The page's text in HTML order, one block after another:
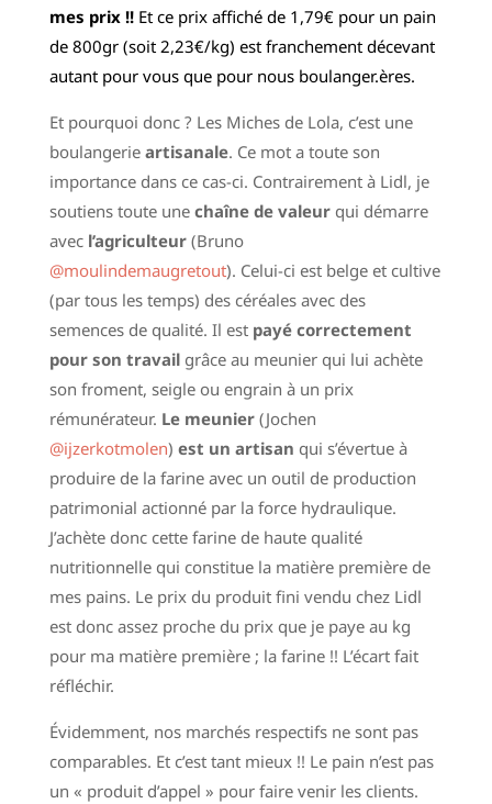
mes prix !!Et ce prix affiché de 1,79€ pour un pain
de 800gr (soit 2,23€/kg) est franchement décevant
autant pour vous que pour nous boulanger.ères.
Et pourquoi donc ? Les Miches de Lola, c’est une
boulangerie artisanale. Ce mot a toute son
importance dans ce cas-ci. Contrairement à Lidl, je
soutiens toute une chaîne de valeurqui démarre
avec l’agriculteur (Bruno
@moulindemaugretout). Celui-ci est belge et cultive
(par tous les temps) des céréales avec des
semences de qualité. Il est payé correctement
pour son travailgrâce au meunier qui lui achète
son froment, seigle ou engrain à un prix
rémunérateur. Le meunier (Jochen
@ijzerkotmolen) est un artisan qui s’évertue à
produire de la farine avec un outil de production
patrimonial actionné par la force hydraulique.
J’achète donc cette farine de haute qualité
nutritionnelle qui constitue la matière première de
mes pains. Le prix du produit fini vendu chez Lidl
est donc assez proche du prix que je paye au kg
pour ma matière première ; la farine !! L’écart fait
réfléchir.
Évidemment, nos marchés respectifs ne sont pas
comparables. Et c’est tant mieux !! Le pain n’est pas
un « produit d’appel » pour faire venir les clients.